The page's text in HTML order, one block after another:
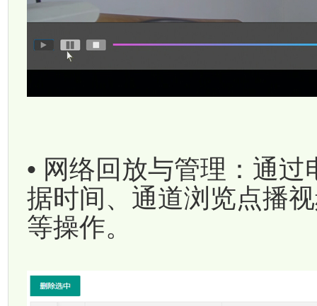
• 网络回放与管理：通
据时间、通道浏览点播
等操作。